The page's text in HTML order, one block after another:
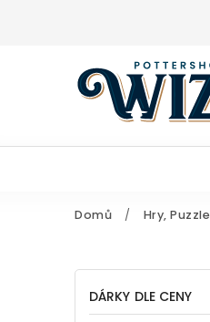
Domů / Hry,
DÁRKY DLE CENY